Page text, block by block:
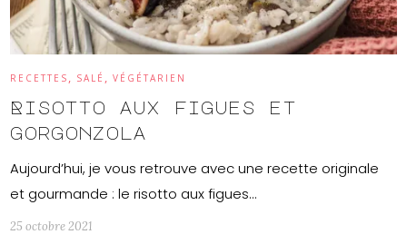
RECETTES , SALÉ , VÉGÉTARIEN
Risotto aux figues et
gorgonzola
Aujourd’hui, je vous retrouve avec une recette originale
et gourmande : le risotto aux figues…
25 octobre 2021